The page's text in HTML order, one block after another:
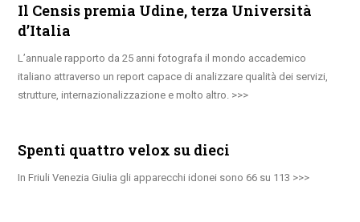
Il Censis premia Udine, terza Università
d’Italia
L’annuale rapporto da 25 anni fotografa il mondo accademico
italiano attraverso un report capace di analizzare qualità dei servizi,
strutture, internazionalizzazione e molto altro.
Spenti quattro velox su dieci
In Friuli Venezia Giulia gli apparecchi idonei sono 66 su 113